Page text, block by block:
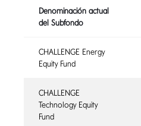
Denominación actual
del Subfondo
CHALLENGE Energy
Equity Fund
CHALLENGE
Technology Equity
Fund